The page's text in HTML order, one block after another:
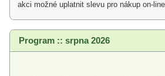
akci možné uplatnit slevu pro nákup on-
Program :: srpna 2026